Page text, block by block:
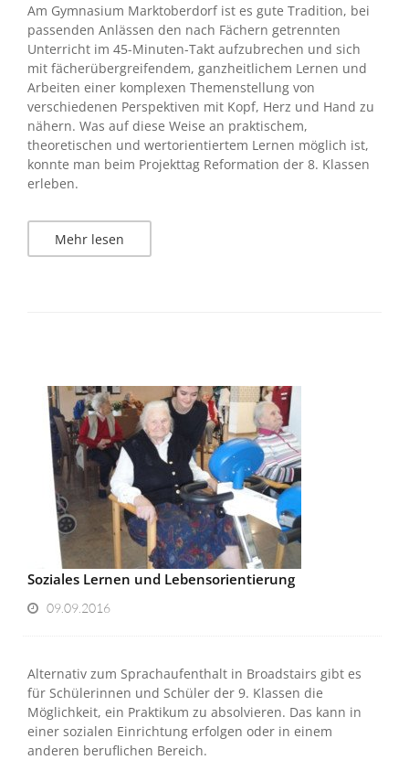
Am Gymnasium Marktoberdorf ist es gute Tradition, bei
passenden Anlässen den nach Fächern getrennten
Unterricht im 45-Minuten-Takt aufzubrechen und sich
mit fächerübergreifendem, ganzheitlichem Lernen und
Arbeiten einer komplexen Themenstellung von
verschiedenen Perspektiven mit Kopf, Herz und Hand zu
nähern. Was auf diese Weise an praktischem,
theoretischen und wertorientiertem Lernen möglich ist,
konnte man beim Projekttag Reformation der 8. Klassen
erleben.
Mehr lesen
Soziales Lernen und Lebensorientierung
09.09.2016
Alternativ zum Sprachaufenthalt in Broadstairs gibt es
für Schülerinnen und Schüler der 9. Klassen die
Möglichkeit, ein Praktikum zu absolvieren. Das kann in
einer sozialen Einrichtung erfolgen oder in einem
anderen beruflichen Bereich.